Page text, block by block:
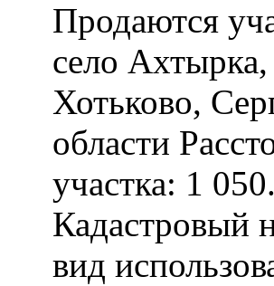
Продаются
село
Хотьково,
области
участка: 1
Кадастровый
вид